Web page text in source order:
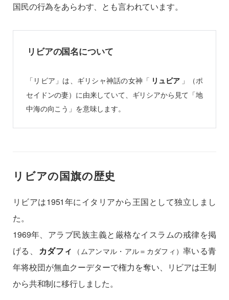
国民の行為をあらわす、とも言われています。
リビアの国名について
「リビア」は、ギリシャ神話の女神「 リュビア 」
（ポ
セイドンの妻） に由来していて、ギリシアから見て「地
中海の向こう」を意味します。
リビアの国旗の歴史
リビアは1951年にイタリアから王国として独立しまし
た。
1969年、アラブ民族主義と厳格なイスラムの戒律を掲
げる、
カダフィ （ムアンマル・アル＝カダフィ）率いる青
年将校団が無血クーデターで権力を奪い、リビアは王制
から共和制に移行しました。